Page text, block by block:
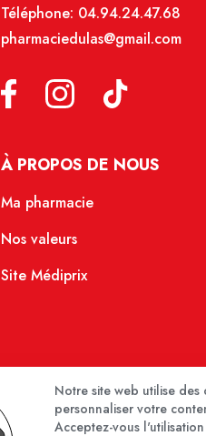
Téléphone: 04.94.24.47.68
pharmaciedulas@gmail.com
À PROPOS DE NOUS
Ma pharmacie
Nos valeurs
Site Médiprix
Notre site web utilise
personnaliser votre
Acceptez-vous